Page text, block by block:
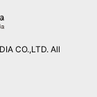
CO.,LTD. All